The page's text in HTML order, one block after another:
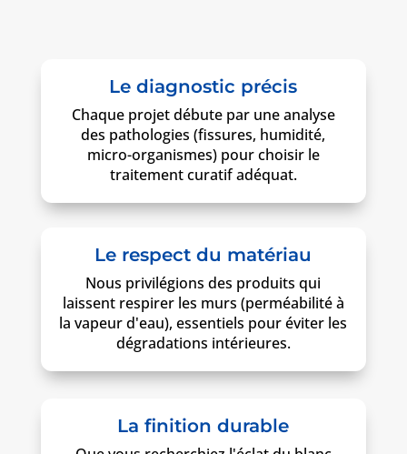
Le diagnostic précis
Chaque projet débute par une analyse
des pathologies (fissures, humidité,
micro-organismes) pour choisir le
traitement curatif adéquat.
Le respect du matériau
Nous privilégions des produits qui
laissent respirer les murs (perméabilité à
la vapeur d'eau), essentiels pour éviter les
dégradations intérieures.
La finition durable